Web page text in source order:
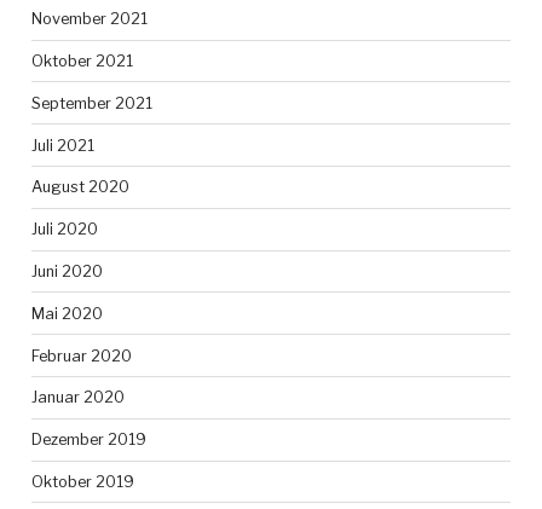
November 2021
Oktober 2021
September 2021
Juli 2021
August 2020
Juli 2020
Juni 2020
Mai 2020
Februar 2020
Januar 2020
Dezember 2019
Oktober 2019